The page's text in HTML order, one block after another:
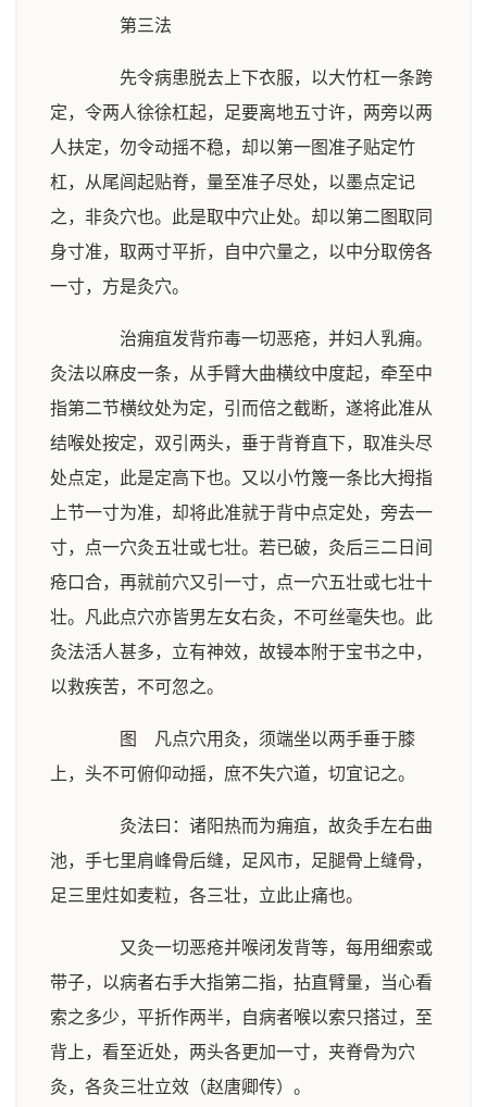
第三法
先令病患脱去上下衣服，以大竹杠一条跨
定，令两人徐徐杠起，足要离地五寸许，两旁以两
人扶定，勿令动摇不稳，却以第一图准子贴定竹
杠，从尾闾起贴脊，量至准子尽处，以墨点定记
之，非灸穴也。此是取中穴止处。却以第二图取同
身寸准，取两寸平折，自中穴量之，以中分取傍各
一寸，方是灸穴。
治痈疽发背疖毒一切恶疮，并妇人乳痈。
灸法以麻皮一条，从手臂大曲横纹中度起，牵至中
指第二节横纹处为定，引而倍之截断，遂将此准从
结喉处按定，双引两头，垂于背脊直下，取准头尽
处点定，此是定高下也。又以小竹篾一条比大拇指
上节一寸为准，却将此准就于背中点定处，旁去一
寸，点一穴灸五壮或七壮。若已破，灸后三二日间
疮口合，再就前穴又引一寸，点一穴五壮或七壮十
壮。凡此点穴亦皆男左女右灸，不可丝毫失也。此
灸法活人甚多，立有神效，故锓本附于宝书之中，
以救疾苦，不可忽之。
图 凡点穴用灸，须端坐以两手垂于膝
上，头不可俯仰动摇，庶不失穴道，切宜记之。
灸法曰：诸阳热而为痈疽，故灸手左右曲
池，手七里肩峰骨后缝，足风市，足腿骨上缝骨，
足三里炷如麦粒，各三壮，立此止痛也。
又灸一切恶疮并喉闭发背等，每用细索或
带子，以病者右手大指第二指，拈直臂量，当心看
索之多少，平折作两半，自病者喉以索只搭过，至
背上，看至近处，两头各更加一寸，夹脊骨为穴
灸，各灸三壮立效（赵唐卿传）。